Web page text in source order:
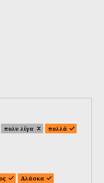
πολυ λίγα
πολλά
Αλάσκα